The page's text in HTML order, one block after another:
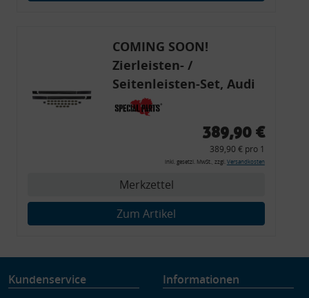
COMING SOON!
Zierleisten- /
Seitenleisten-Set, Audi
80 Cabrio, Coupe, S2, (6x
Zierleiste, 2x Kappe,
Montagewerkzeug)
389,90 €
389,90 € pro 1
inkl. gesetzl. MwSt., zzgl. Versandkosten
Merkzettel
Zum Artikel
Kundenservice Informationen